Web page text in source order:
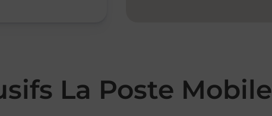
La Poste Mobile